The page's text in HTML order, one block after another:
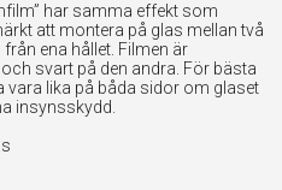
har samma effekt som
att montera på glas mellan två
ena hållet. Filmen är
svart på den andra. För bästa
lika på båda sidor om glaset
insynsskydd.